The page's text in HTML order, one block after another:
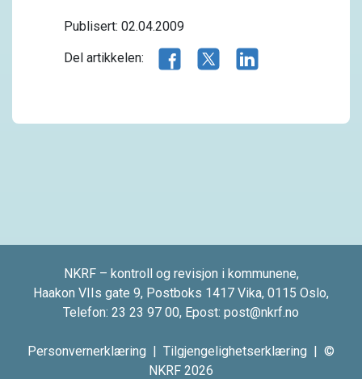
Publisert: 02.04.2009
Del artikkelen: Del artikkelen på Facebook
Del artikkelen på X.com
NKRF – kontroll og revisjon i kommunene,
Haakon VIIs gate 9, Postboks 1417 Vika, 0115 Oslo,
Telefon: 23 23 97 00, Epost: post@nkrf.no
Personvernerklæring | Tilgjengelighetserklæring | ©
NKRF 2026